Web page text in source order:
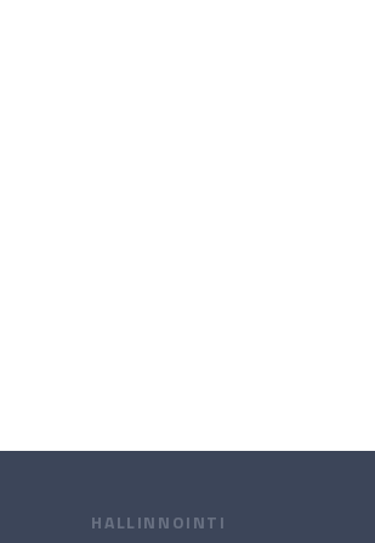
HALLINNOINTI